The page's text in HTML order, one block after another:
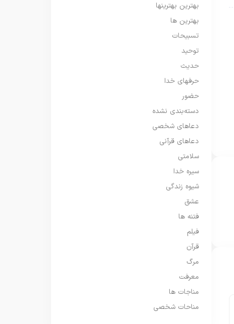
بهترین بهترینها
بهترین ها
تسبیحات
توحید
حدیث
حرفهای خدا
حضور
دسته‌بندی نشده
دعاهای شخصی
دعاهای قرآنی
سلامتی
سیره خدا
شیوه زندگی
عشق
فتنه ها
فیلم
قرآن
مرگ
معرفت
مناجات ها
مناحات شخصی